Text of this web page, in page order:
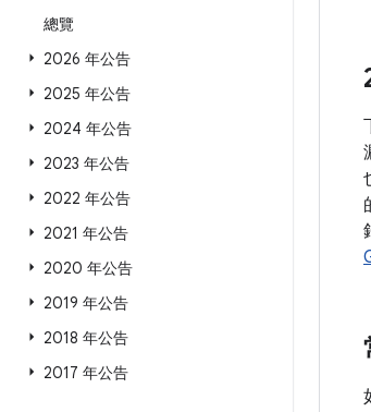
總覽
2026 年公告
2025 年公告
2024 年公告
2023 年公告
2022 年公告
2021 年公告
2020 年公告
2019 年公告
2018 年公告
2017 年公告